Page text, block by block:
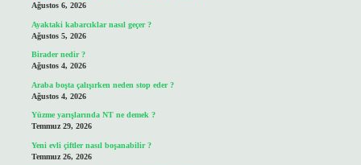
Ağustos 6, 2026
Ayaktaki kabarcıklar nasıl geçer ?
Ağustos 5, 2026
Birader nedir ?
Ağustos 4, 2026
Araba boşta çalışırken neden stop eder ?
Ağustos 4, 2026
Yüzme yarışlarında NT ne demek ?
Temmuz 29, 2026
Yeni evli çiftler nasıl boşanabilir ?
Temmuz 26, 2026